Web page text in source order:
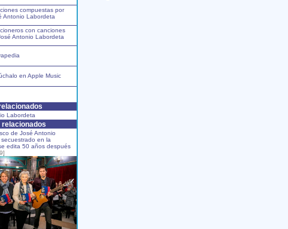
compuestas por
Antonio Labordeta
con canciones
Antonio Labordeta
en Apple Music
Labordeta
de José Antonio
en la
edita 50 años después